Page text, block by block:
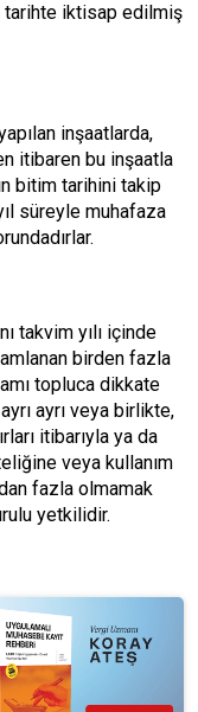
iktisap edilmiş
inşaatlarda,
itibaren bu inşaatla
bitim tarihini takip
süreyle muhafaza
takvim yılı içinde
birden fazla
topluca dikkate
ayrı veya birlikte,
itibarıyla ya da
veya kullanım
fazla olmamak
yetkilidir.